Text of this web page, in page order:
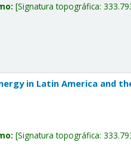
Signatura topográfica:
in Latin America and
Signatura topográfica: